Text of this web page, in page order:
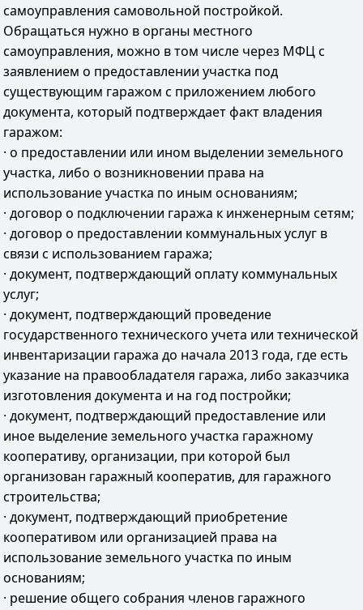
самоуправления самовольной постройкой.
Обращаться нужно в органы местного
самоуправления, можно в том числе через МФЦ с
заявлением о предоставлении участка под
существующим гаражом с приложением любого
документа, который подтверждает факт владения
гаражом:
· о предоставлении или ином выделении земельного
участка, либо о возникновении права на
использование участка по иным основаниям;
· договор о подключении гаража к инженерным сетям;
· договор о предоставлении коммунальных услуг в
связи с использованием гаража;
· документ, подтверждающий оплату коммунальных
услуг;
· документ, подтверждающий проведение
государственного технического учета или технической
инвентаризации гаража до начала 2013 года, где есть
указание на правообладателя гаража, либо заказчика
изготовления документа и на год постройки;
· документ, подтверждающий предоставление или
иное выделение земельного участка гаражному
кооперативу, организации, при которой был
организован гаражный кооператив, для гаражного
строительства;
· документ, подтверждающий приобретение
кооперативом или организацией права на
использование земельного участка по иным
основаниям;
· решение общего собрания членов гаражного